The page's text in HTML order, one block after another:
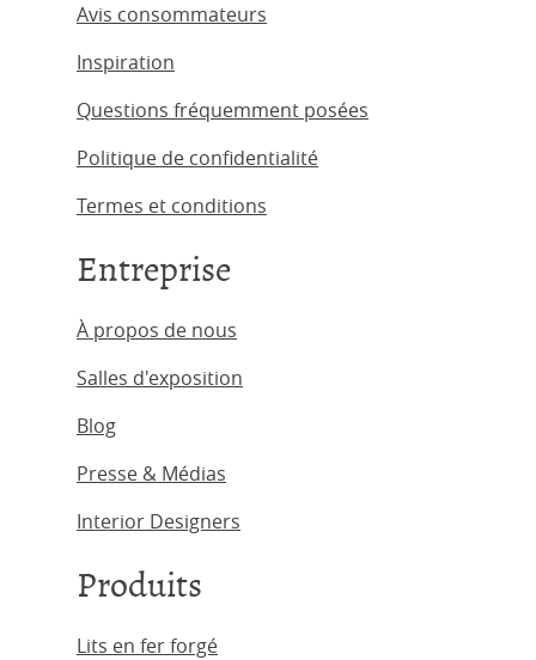
Avis consommateurs
Inspiration
Questions fréquemment posées
Politique de confidentialité
Termes et conditions
Entreprise
À propos de nous
Salles d'exposition
Blog
Presse & Médias
Interior Designers
Produits
Lits en fer forgé